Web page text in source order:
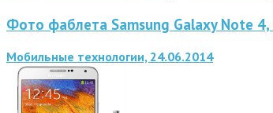
Фото фаблета Samsung Galaxy Note
Мобильные технологии, 24.06.2014